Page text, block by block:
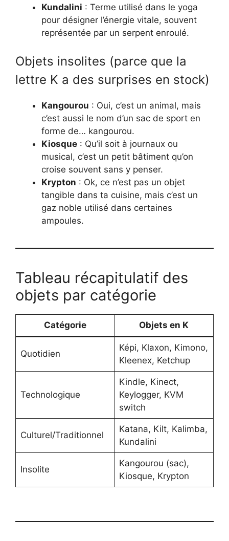
Kundalini : Terme utilisé dans le yoga
pour désigner l’énergie vitale, souvent
représentée par un serpent enroulé.
Objets insolites (parce que la
lettre K a des surprises en stock)
Kangourou : Oui, c’est un animal, mais
c’est aussi le nom d’un sac de sport en
forme de… kangourou.
Kiosque : Qu’il soit à journaux ou
musical, c’est un petit bâtiment qu’on
croise souvent sans y penser.
Krypton : Ok, ce n’est pas un objet
tangible dans ta cuisine, mais c’est un
gaz noble utilisé dans certaines
ampoules.
Tableau récapitulatif des
objets par catégorie
Catégorie Objets en K
Quotidien
Képi, Klaxon, Kimono,
Kleenex, Ketchup
Technologique
Kindle, Kinect,
Keylogger, KVM
switch
Culturel/Traditionnel
Katana, Kilt, Kalimba,
Kundalini
Insolite
Kangourou (sac),
Kiosque, Krypton